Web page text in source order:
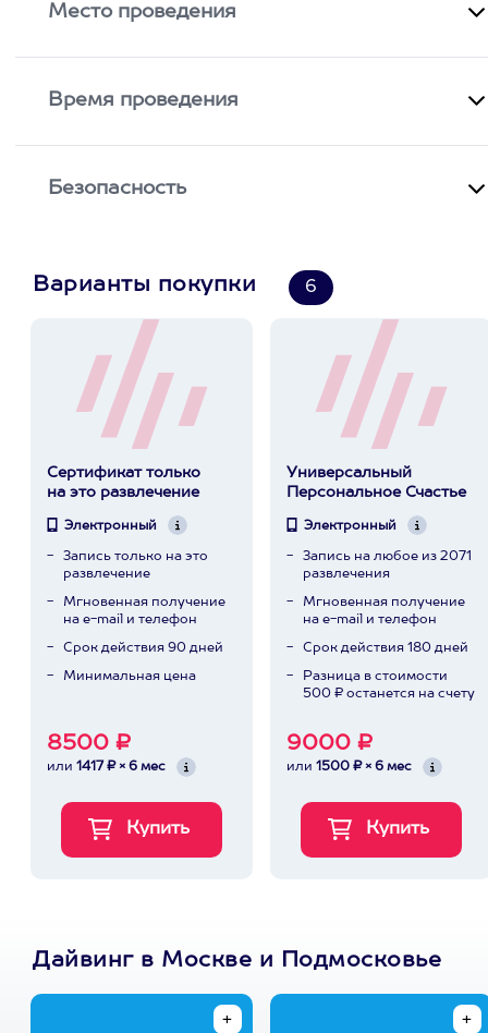
Место проведения
Время проведения
Безопасность
Варианты покупки 6
Сертификат только
на это развлечение
Электронный
Запись только на это
развлечение
Мгновенная получение
на e-mail и телефон
Срок действия 90 дней
Минимальная цена
8500 ₽
или 1417 ₽ × 6 мес
Универсальный
Персональное Счастье
Электронный
Запись на любое из 2071
развлечения
Мгновенная получение
на e-mail и телефон
Срок действия 180 дней
Разница в стоимости
500 ₽ останется на счету
9000 ₽
или 1500 ₽ × 6 мес
Дайвинг в Москве и Подмосковье